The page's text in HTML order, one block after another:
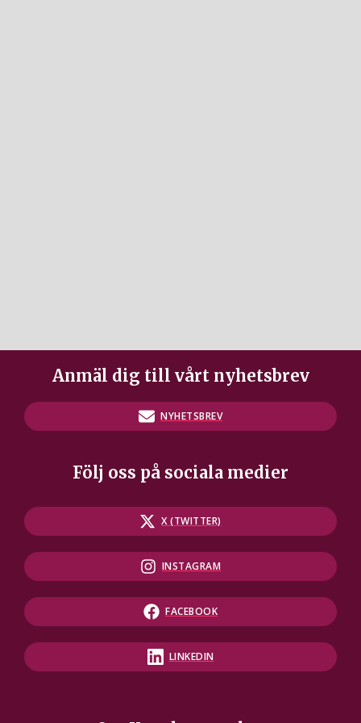
Anmäl dig till vårt nyhetsbrev
NYHETSBREV
Följ oss på sociala medier
X (TWITTER)
INSTAGRAM
FACEBOOK
LINKEDIN